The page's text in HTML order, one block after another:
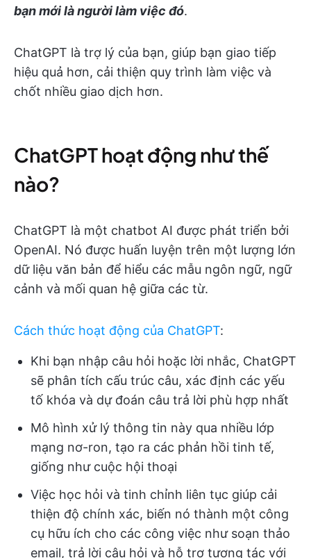
bạn mới là người làm việc đó.
ChatGPT là trợ lý của bạn, giúp bạn giao tiếp
hiệu quả hơn, cải thiện quy trình làm việc và
chốt nhiều giao dịch hơn.
ChatGPT hoạt động như thế
nào?
ChatGPT là một chatbot AI được phát triển bởi
OpenAI. Nó được huấn luyện trên một lượng lớn
dữ liệu văn bản để hiểu các mẫu ngôn ngữ, ngữ
cảnh và mối quan hệ giữa các từ.
Cách thức hoạt động của ChatGPT:
Khi bạn nhập câu hỏi hoặc lời nhắc, ChatGPT
sẽ phân tích cấu trúc câu, xác định các yếu
tố khóa và dự đoán câu trả lời phù hợp nhất
Mô hình xử lý thông tin này qua nhiều lớp
mạng nơ-ron, tạo ra các phản hồi tinh tế,
giống như cuộc hội thoại
Việc học hỏi và tinh chỉnh liên tục giúp cải
thiện độ chính xác, biến nó thành một công
cụ hữu ích cho các công việc như soạn thảo
email, trả lời câu hỏi và hỗ trợ tương tác với